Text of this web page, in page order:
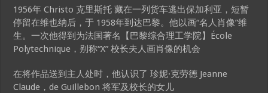
1956年 Christo 克里斯托 藏在一列货车逃出保加利亚，短暂
停留在维也纳后，于 1958年到达巴黎。他以画“名人肖像”维
生。一次他得到为法国著名【巴黎综合理工学院】École
Polytechnique，别称“X” 校长夫人画肖像的机会
在将作品送到主人处时，他认识了 珍妮·克劳德 Jeanne
Claude，de Guillebon 将军及校长的女儿